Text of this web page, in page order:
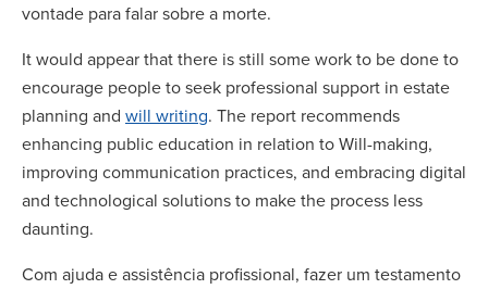
vontade para falar sobre a morte.
It would appear that there is still some work to be done to
encourage people to seek professional support in estate
planning and will writing. The report recommends
enhancing public education in relation to Will-making,
improving communication practices, and embracing digital
and technological solutions to make the process less
daunting.
Com ajuda e assistência profissional, fazer um testamento